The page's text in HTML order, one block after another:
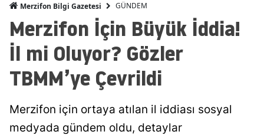
Merzifon Bilgi Gazetesi GÜNDEM
Merzifon İçin Büyük İddia!
İl mi Oluyor? Gözler
TBMM’ye Çevrildi
Merzifon için ortaya atılan il iddiası sosyal
medyada gündem oldu, detaylar